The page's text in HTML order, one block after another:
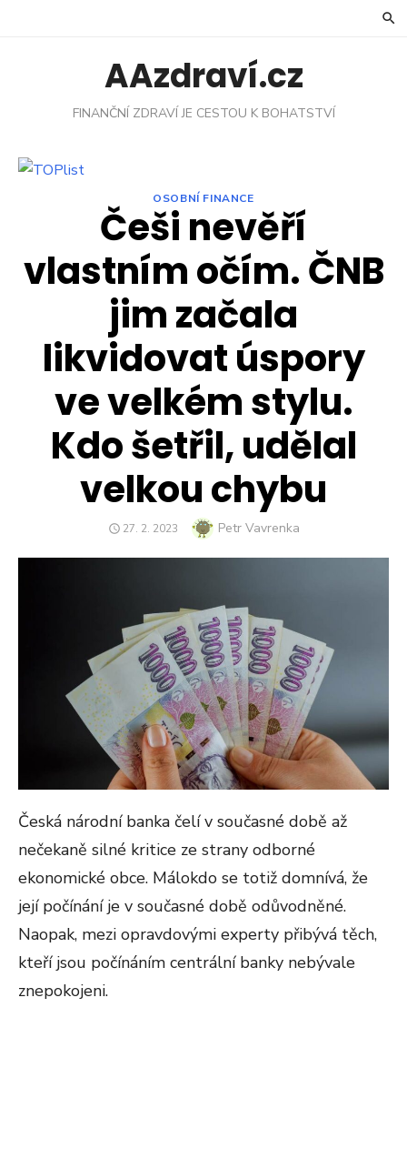
AAzdraví.cz
FINANČNÍ ZDRAVÍ JE CESTOU K BOHATSTVÍ
OSOBNÍ FINANCE
Češi nevěří
vlastním očím. ČNB
jim začala
likvidovat úspory
ve velkém stylu.
Kdo šetřil, udělal
velkou chybu
POSTED
27. 2. 2023 Author
Petr Vavrenka
Česká národní banka čelí v současné době až
nečekaně silné kritice ze strany odborné
ekonomické obce. Málokdo se totiž domnívá, že
její počínání je v současné době odůvodněné.
Naopak, mezi opravdovými experty přibývá těch,
kteří jsou počínáním centrální banky nebývale
znepokojeni.